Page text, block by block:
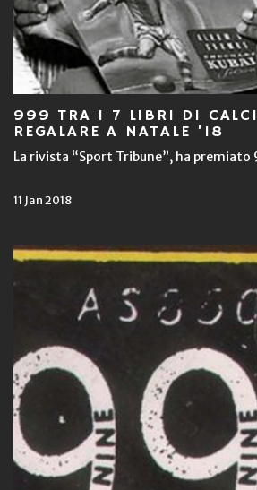
999 TRA I 7 LIBRI DI
REGALARE A NATALE ’18
La rivista “Sport Tribune”, ha premiato
11 Jan 2018